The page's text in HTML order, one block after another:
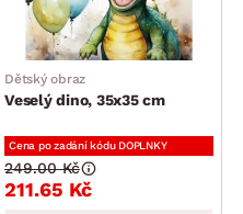
Dětský obraz
Veselý dino, 35x35 cm
Cena po zadání kódu DOPLNKY
211.65 Kč
249.00 Kč